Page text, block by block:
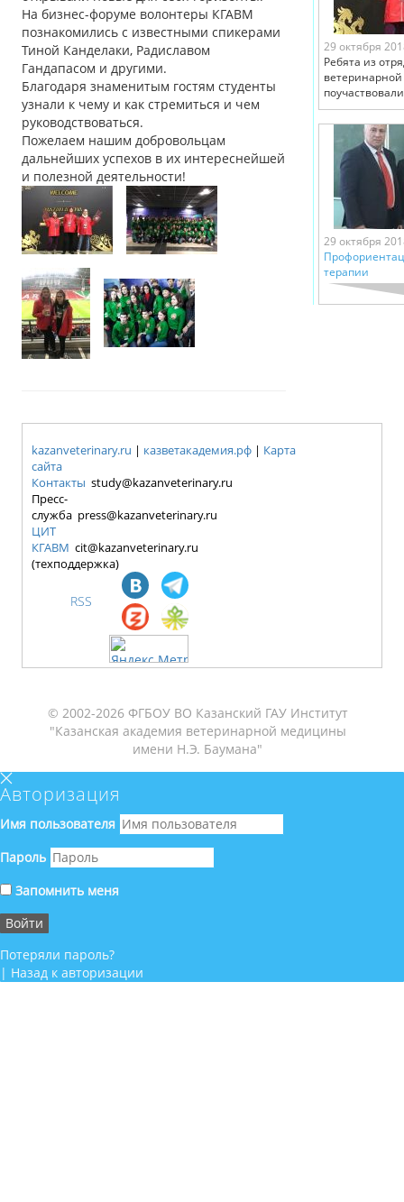
На бизнес-форуме волонтеры КГАВМ
познакомились с известными спикерами
Тиной Канделаки, Радиславом
Гандапасом и другими.
Благодаря знаменитым гостям студенты
узнали к чему и как стремиться и чем
руководствоваться.
Пожелаем нашим добровольцам
дальнейших успехов в их интереснейшей
и полезной деятельности!
29 октября
Ребята из
29 октября
терапии
kazanveterinary.ru | казветакадемия.рф | Карта
сайта
Контакты study@kazanveterinary.ru
Пресс-
служба press@kazanveterinary.ru
ЦИТ
КГАВМ cit@kazanveterinary.ru
(техподдержка)
RSS
© 2002-2026 ФГБОУ ВО Казанский ГАУ Институт
"Казанская академия ветеринарной медицины
имени Н.Э. Баумана"
Авторизация
Имя пользователя
Пароль
Запомнить меня
Потеряли пароль?
| Назад к авторизации